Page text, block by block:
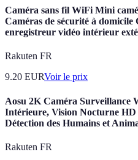
Caméra sans fil WiFi Mini
Caméras de sécurité à
enregistreur vidéo intérieur
Rakuten FR
9.20 EURVoir le prix
Aosu 2K Caméra Surveillance
Intérieure, Vision Nocturne
Détection des Humains et
Rakuten FR